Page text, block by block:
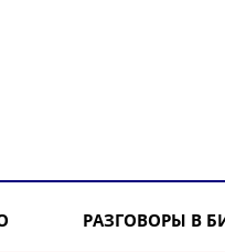
РАЗГОВОРЫ В